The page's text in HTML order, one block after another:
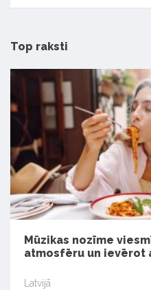
Top raksti
Mūzikas nozīme
atmosfēru un ievērot
Latvijā